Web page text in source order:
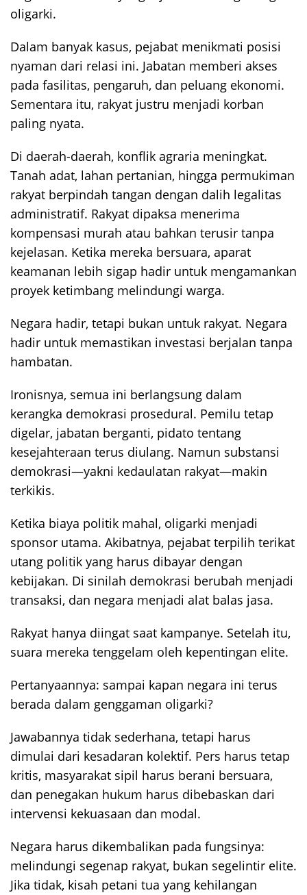
oligarki.
Dalam banyak kasus, pejabat menikmati posisi
nyaman dari relasi ini. Jabatan memberi akses
pada fasilitas, pengaruh, dan peluang ekonomi.
Sementara itu, rakyat justru menjadi korban
paling nyata.
Di daerah-daerah, konflik agraria meningkat.
Tanah adat, lahan pertanian, hingga permukiman
rakyat berpindah tangan dengan dalih legalitas
administratif. Rakyat dipaksa menerima
kompensasi murah atau bahkan terusir tanpa
kejelasan. Ketika mereka bersuara, aparat
keamanan lebih sigap hadir untuk mengamankan
proyek ketimbang melindungi warga.
Negara hadir, tetapi bukan untuk rakyat. Negara
hadir untuk memastikan investasi berjalan tanpa
hambatan.
Ironisnya, semua ini berlangsung dalam
kerangka demokrasi prosedural. Pemilu tetap
digelar, jabatan berganti, pidato tentang
kesejahteraan terus diulang. Namun substansi
demokrasi—yakni kedaulatan rakyat—makin
terkikis.
Ketika biaya politik mahal, oligarki menjadi
sponsor utama. Akibatnya, pejabat terpilih terikat
utang politik yang harus dibayar dengan
kebijakan. Di sinilah demokrasi berubah menjadi
transaksi, dan negara menjadi alat balas jasa.
Rakyat hanya diingat saat kampanye. Setelah itu,
suara mereka tenggelam oleh kepentingan elite.
Pertanyaannya: sampai kapan negara ini terus
berada dalam genggaman oligarki?
Jawabannya tidak sederhana, tetapi harus
dimulai dari kesadaran kolektif. Pers harus tetap
kritis, masyarakat sipil harus berani bersuara,
dan penegakan hukum harus dibebaskan dari
intervensi kekuasaan dan modal.
Negara harus dikembalikan pada fungsinya:
melindungi segenap rakyat, bukan segelintir elite.
Jika tidak, kisah petani tua yang kehilangan